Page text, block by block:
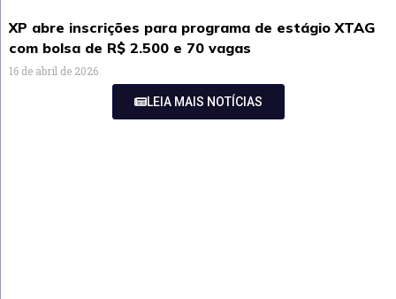
XP abre inscrições para programa de estágio XTAG
com bolsa de R$ 2.500 e 70 vagas
16 de abril de 2026
LEIA MAIS NOTÍCIAS